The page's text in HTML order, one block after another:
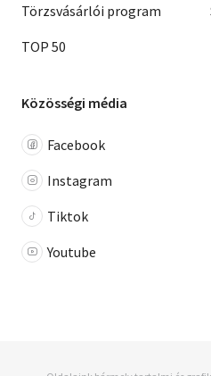
Törzsvásárlói program
TOP 50
Közösségi média
Facebook
Instagram
Tiktok
Youtube